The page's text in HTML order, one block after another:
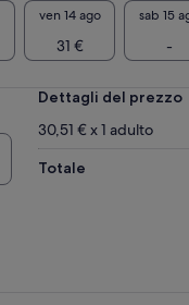
ven 14 ago
31 €
sab 15
-
Dettagli del prezzo
30,51 € x 1 adulto
Totale